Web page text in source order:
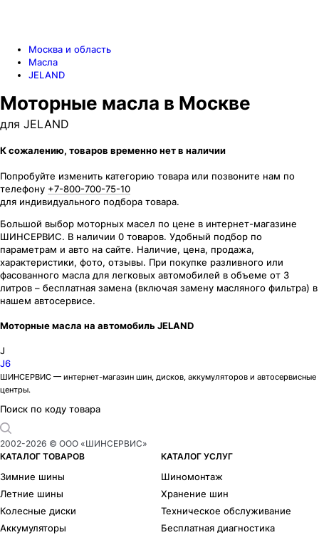
Москва и область
Масла
JELAND
Моторные масла в Москве
для JELAND
К сожалению, товаров временно нет в наличии
Попробуйте изменить категорию товара или позвоните нам по
телефону +7-800-700-75-10
для индивидуального подбора товара.
Большой выбор моторных масел по цене в интернет-магазине
ШИНСЕРВИС. В наличии 0 товаров. Удобный подбор по
параметрам и авто на сайте. Наличие, цена, продажа,
характеристики, фото, отзывы. При покупке разливного или
фасованного масла для легковых автомобилей в объеме от 3
литров – бесплатная замена (включая замену масляного фильтра) в
нашем автосервисе.
Моторные масла на автомобиль JELAND
J
J6
ШИНСЕРВИС — интернет-магазин шин, дисков, аккумуляторов и автосервисные
центры.
Поиск по коду товара
2002-2026 © ООО «ШИНСЕРВИС»
КАТАЛОГ ТОВАРОВ
Зимние шины
Летние шины
Колесные диски
Аккумуляторы
КАТАЛОГ УСЛУГ
Шиномонтаж
Хранение шин
Техническое обслуживание
Бесплатная диагностика